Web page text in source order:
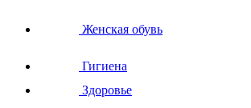
Женская обувь
Гигиена
Здоровье